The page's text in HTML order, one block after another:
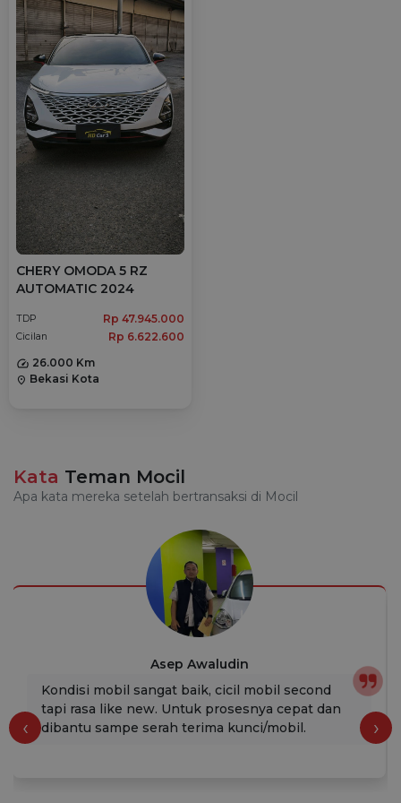
CHERY OMODA 5 RZ
AUTOMATIC 2024
TDP Rp 47.945.000
Cicilan
Rp 6.622.600
26.000 Km
location_on Bekasi Kota
Kata Teman Mocil
Apa kata mereka setelah bertransaksi di Mocil
Asep Awaludin
Kondisi mobil sangat baik, cicil mobil second
tapi rasa like new. Untuk prosesnya cepat dan
dibantu sampe serah terima kunci/mobil.
‹ ›